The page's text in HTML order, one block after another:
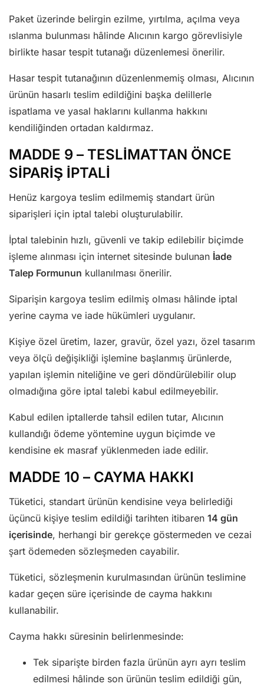
Paket üzerinde belirgin ezilme, yırtılma, açılma veya
ıslanma bulunması hâlinde Alıcının kargo görevlisiyle
birlikte hasar tespit tutanağı düzenlemesi önerilir.
Hasar tespit tutanağının düzenlenmemiş olması, Alıcının
ürünün hasarlı teslim edildiğini başka delillerle
ispatlama ve yasal haklarını kullanma hakkını
kendiliğinden ortadan kaldırmaz.
MADDE 9 – TESLİMATTAN ÖNCE
SİPARİŞ İPTALİ
Henüz kargoya teslim edilmemiş standart ürün
siparişleri için iptal talebi oluşturulabilir.
İptal talebinin hızlı, güvenli ve takip edilebilir biçimde
işleme alınması için internet sitesinde bulunan İade
Talep Formunun kullanılması önerilir.
Siparişin kargoya teslim edilmiş olması hâlinde iptal
yerine cayma ve iade hükümleri uygulanır.
Kişiye özel üretim, lazer, gravür, özel yazı, özel tasarım
veya ölçü değişikliği işlemine başlanmış ürünlerde,
yapılan işlemin niteliğine ve geri döndürülebilir olup
olmadığına göre iptal talebi kabul edilmeyebilir.
Kabul edilen iptallerde tahsil edilen tutar, Alıcının
kullandığı ödeme yöntemine uygun biçimde ve
kendisine ek masraf yüklenmeden iade edilir.
MADDE 10 – CAYMA HAKKI
Tüketici, standart ürünün kendisine veya belirlediği
üçüncü kişiye teslim edildiği tarihten itibaren 14 gün
içerisinde, herhangi bir gerekçe göstermeden ve cezai
şart ödemeden sözleşmeden cayabilir.
Tüketici, sözleşmenin kurulmasından ürünün teslimine
kadar geçen süre içerisinde de cayma hakkını
kullanabilir.
Cayma hakkı süresinin belirlenmesinde:
Tek siparişte birden fazla ürünün ayrı ayrı teslim
edilmesi hâlinde son ürünün teslim edildiği gün,